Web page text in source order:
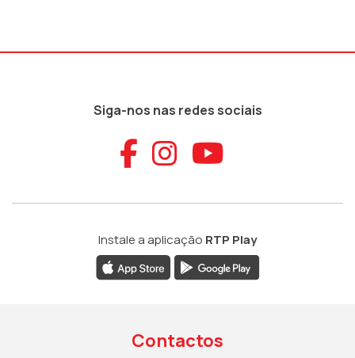
Siga-nos nas redes sociais
Aceder ao
Aceder ao
Aceder
Instale a aplicação RTP Play
Contactos